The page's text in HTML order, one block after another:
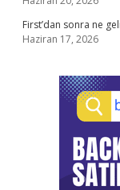
First’dan sonra ne
Haziran 17, 2026